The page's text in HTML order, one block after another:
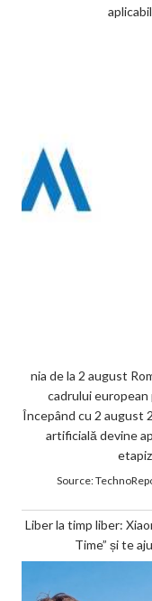
nia de la 2 august
cadrului
Începând cu 2 august
artificială devine
Source:
Liber la timp liber:
Time” și te